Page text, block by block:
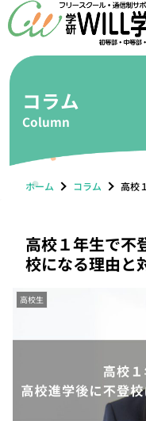
コラム
Column
ホーム コラム 高校
高校１年生で不
校になる理由と
高校生